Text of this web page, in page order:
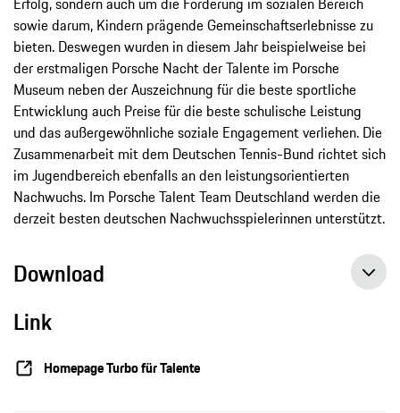
sowie darum, Kindern prägende Gemeinschaftserlebnisse zu
bieten. Deswegen wurden in diesem Jahr beispielweise bei
der erstmaligen Porsche Nacht der Talente im Porsche
Museum neben der Auszeichnung für die beste sportliche
Entwicklung auch Preise für die beste schulische Leistung
und das außergewöhnliche soziale Engagement verliehen. Die
Zusammenarbeit mit dem Deutschen Tennis-Bund richtet sich
im Jugendbereich ebenfalls an den leistungsorientierten
Nachwuchs. Im Porsche Talent Team Deutschland werden die
derzeit besten deutschen Nachwuchsspielerinnen unterstützt.
Download
Link
Homepage Turbo für Talente